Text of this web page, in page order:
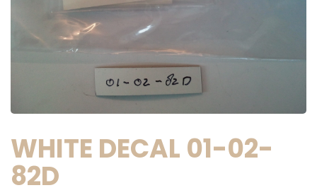
WHITE DECAL 01-02-
82D